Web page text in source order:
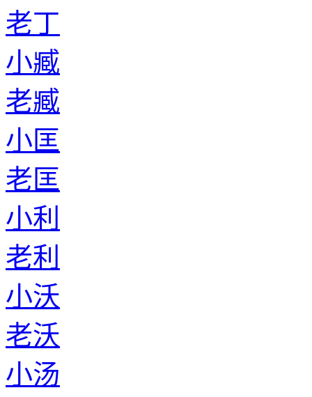
老丁
小臧
老臧
小匡
老匡
小利
老利
小沃
老沃
小汤